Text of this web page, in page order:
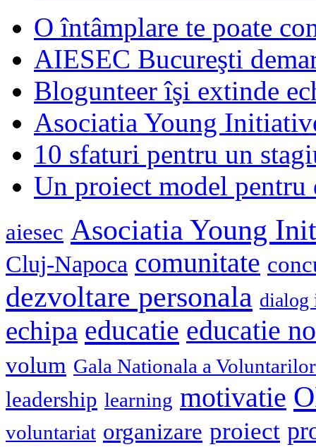
O întâmplare te poate
AIESEC Bucureşti
Blogunteer îşi extinde
Asociatia Young
10 sfaturi pentru un
Un proiect model
aiesec Asociatia Young
Cluj-Napoca comunitate
dezvoltare personala dialog
echipa educatie educatie
volum Gala Nationala a Voluntarilor
leadership learning motivatie
voluntariat organizare proiect